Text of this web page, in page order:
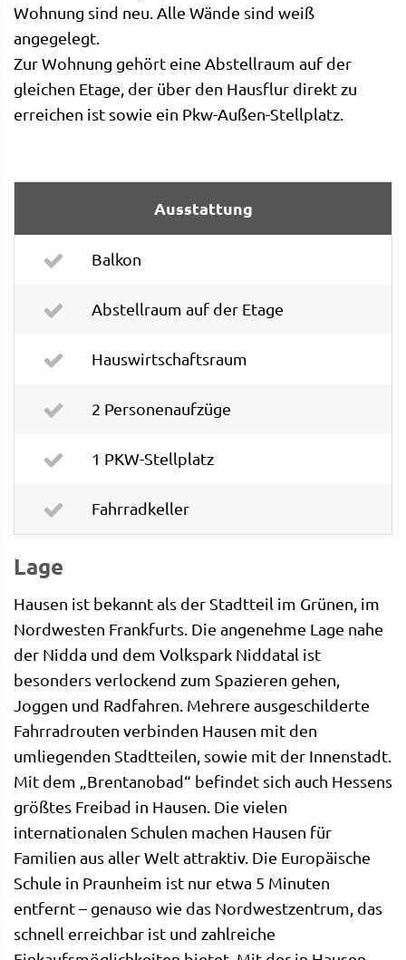
Wohnung sind neu. Alle Wände sind weiß
angegelegt.
Zur Wohnung gehört eine Abstellraum auf der
gleichen Etage, der über den Hausflur direkt zu
erreichen ist sowie ein Pkw-Außen-Stellplatz.
Ausstattung
Balkon
Abstellraum auf der Etage
Hauswirtschaftsraum
2 Personenaufzüge
1 PKW-Stellplatz
Fahrradkeller
Lage
Hausen ist bekannt als der Stadtteil im Grünen, im
Nordwesten Frankfurts. Die angenehme Lage nahe
der Nidda und dem Volkspark Niddatal ist
besonders verlockend zum Spazieren gehen,
Joggen und Radfahren. Mehrere ausgeschilderte
Fahrradrouten verbinden Hausen mit den
umliegenden Stadtteilen, sowie mit der Innenstadt.
Mit dem „Brentanobad“ befindet sich auch Hessens
größtes Freibad in Hausen. Die vielen
internationalen Schulen machen Hausen für
Familien aus aller Welt attraktiv. Die Europäische
Schule in Praunheim ist nur etwa 5 Minuten
entfernt – genauso wie das Nordwestzentrum, das
schnell erreichbar ist und zahlreiche